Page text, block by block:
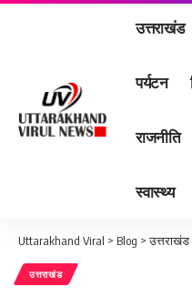
उत्तराखंड
पर्यटन
राजनीति
स्वास्थ्य
Uttarakhand Viral > Blog >उत्तराखंड
उत्तराखंड